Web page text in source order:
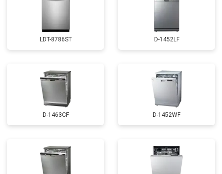
от 2450 ₽
Замена панели управления от 1550 ₽ Заказать
Замена блока управления от 2000 ₽ Заказать
Ремонт/замена датчика
температуры
Заказать
Заказать
Замена шнура питания от 1000 ₽ Заказать
Корпусный ремонт (замена резинок,
креплений, кнопок)
Заказать
LDT-8786ST D-1452LF
D-1463CF D-1452WF